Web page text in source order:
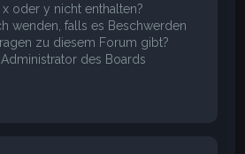
oder y nicht enthalten?
wenden, falls es Beschwerden
zu diesem Forum gibt?
des Boards